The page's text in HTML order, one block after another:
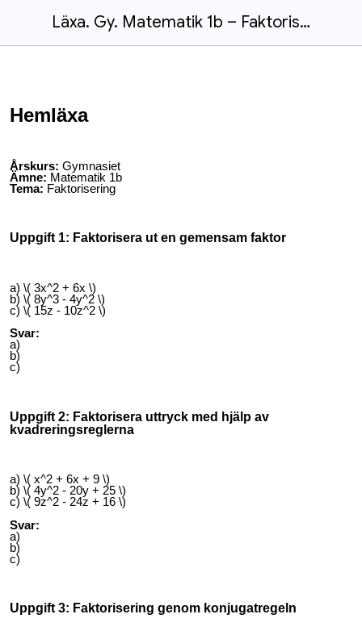
Läxa. Gy. Matematik 1b – Faktorisering
Hemläxa
Årskurs: Gymnasiet
Ämne: Matematik 1b
Tema: Faktorisering
Uppgift 1: Faktorisera ut en gemensam faktor
a) \( 3x^2 + 6x \)
b) \( 8y^3 - 4y^2 \)
c) \( 15z - 10z^2 \)
Svar:
a)
b)
c)
Uppgift 2: Faktorisera uttryck med hjälp av
kvadreringsreglerna
a) \( x^2 + 6x + 9 \)
b) \( 4y^2 - 20y + 25 \)
c) \( 9z^2 - 24z + 16 \)
Svar:
a)
b)
c)
Uppgift 3: Faktorisering genom konjugatregeln